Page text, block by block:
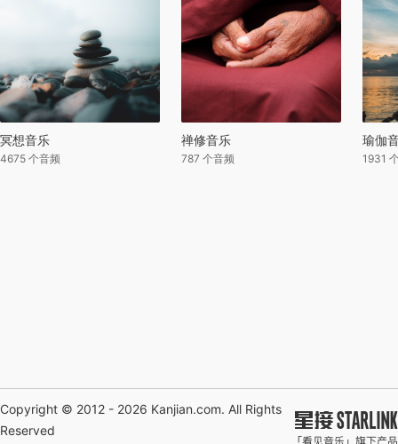
冥想音乐
4675 个音频
禅修音乐
787 个音频
瑜伽
1931
Copyright © 2012 - 2026 Kanjian.com. All Rights
Reserved